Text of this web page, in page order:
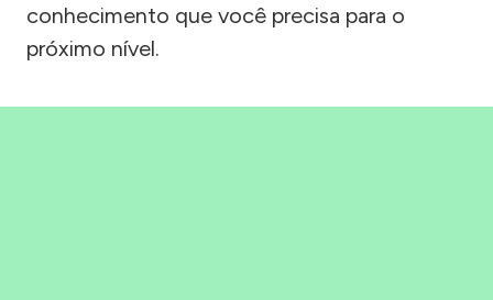
conhecimento que você precisa para o
próximo nível.